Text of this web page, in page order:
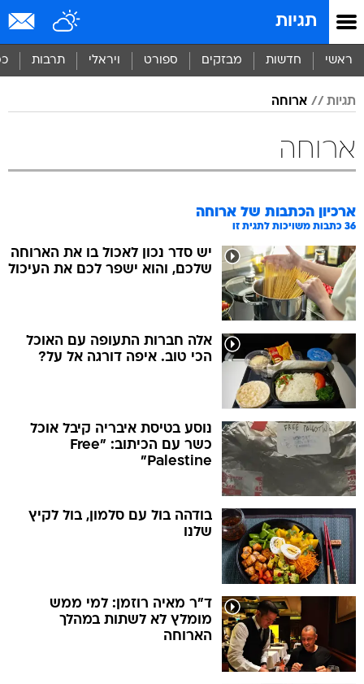
תגיות
ראשי חדשות מבזקים ספורט ויראלי תרבות
תגיות ארוחה
ארוחה
ארכיון הכתבות של ארוחה
36 כתבות משויכות לתגית זו
יש סדר נכון לאכול בו את הארוחה
שלכם, והוא ישפר לכם את העיכול
אלה חברות התעופה עם האוכל
הכי טוב. איפה דורגה אל על?
נוסע בטיסת איבריה קיבל אוכל
כשר עם הכיתוב: "Free
Palestine"
בודהה בול עם סלמון, בול לקיץ
שלנו
ד"ר מאיה רוזמן: למי ממש
מומלץ לא לשתות במהלך
הארוחה